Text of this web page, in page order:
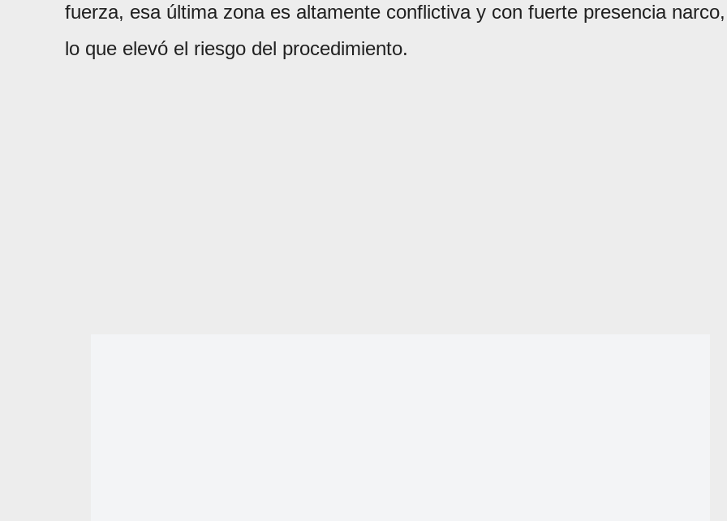
fuerza, esa última zona es altamente conflictiva y con fuerte presencia narco,
lo que elevó el riesgo del procedimiento.